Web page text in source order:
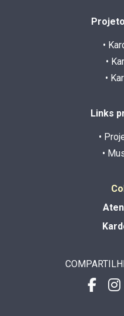
•
•
•
Links
•
•